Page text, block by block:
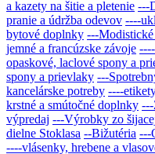
a kazety na šitie a pletenie ---
pranie a údržba odevov ----
bytové doplnky ---
jemné a francúzske závoje
opaskové, laclové spony a
spony a prievlaky ---
kancelárske potreby ----
krstné a smútočné doplnky
výpredaj ---Výrobky zo
dielne Stoklasa --Bižutéria ---
----vlásenky, hrebene a